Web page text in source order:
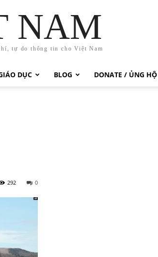
NAM
tự do thông tin cho Việt Nam
DỤC BLOG DONATE / ỦNG HỘ
0
292